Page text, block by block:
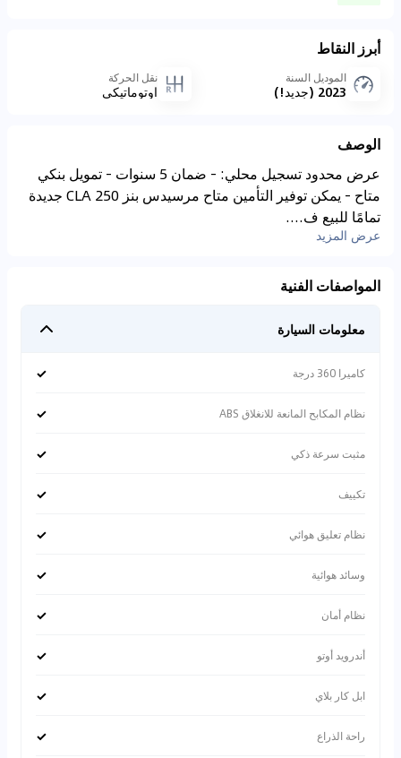
أبرز النقاط
الموديل السنة
2023 (جديد!)
نقل الحركة
اوتوماتيكي
الوصف
عرض محدود تسجيل محلي: - ضمان 5 سنوات - تمويل بنكي
متاح - يمكن توفير التأمين متاح مرسيدس بنز CLA 250 جديدة
تمامًا للبيع ف....
عرض المزيد
المواصفات الفنية
معلومات السيارة
كاميرا 360 درجة ✓
نظام المكابح المانعة للانغلاق ABS ✓
مثبت سرعة ذكي ✓
تكييف ✓
نظام تعليق هوائي ✓
وسائد هوائية ✓
نظام أمان ✓
أندرويد أوتو ✓
ابل كار بلاي ✓
راحة الذراع ✓